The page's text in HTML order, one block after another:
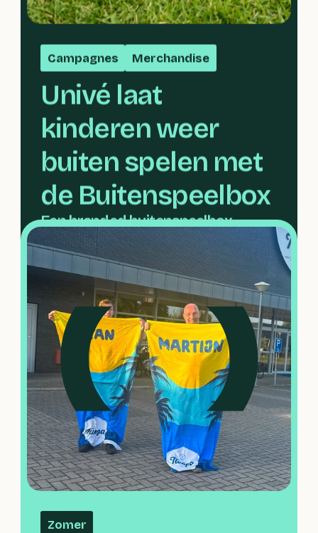
Campagnes Merchandise
Univé laat
kinderen weer
buiten spelen met
de Buitenspeelbox
Een branded buitenspeelbox
waarmee Univé de Jantje Beton
Buitenspeeldag extra impact gaf
én kinderen uitnodigde om vaker
buiten te spelen.
Volledig uitgevoerd in Univé-branding
Slimme combinatie van activatie,
merkbeleving en maatschappelijke
betrokkenheid
Productie, samenstelling en levering
verzorgd door Robitex
Bekijk case
Zomer